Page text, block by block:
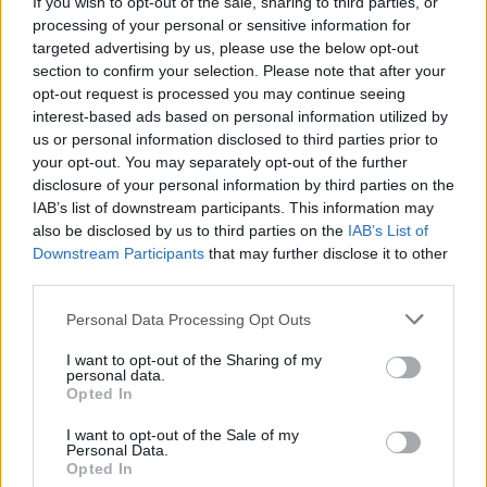
processing of your personal or sensitive information for
targeted advertising by us, please use the below opt-out
section to confirm your selection. Please note that after your
opt-out request is processed you may continue seeing
interest-based ads based on personal information utilized by
us or personal information disclosed to third parties prior to
your opt-out. You may separately opt-out of the further
disclosure of your personal information by third parties on the
IAB’s list of downstream participants. This information may
also be disclosed by us to third parties on the IAB’s List of
Downstream Participants that may further disclose it to other
Please note that this website/app uses one or more Google
not limited to your visit or usage behaviour. You may click to
grant or deny consent to Google and its third-party tags to
use your data for below specified purposes in below Google
consent section.
Personal Data Processing Opt Outs
I want to opt-out of the Sharing of my
personal data.
Opted In
I want to opt-out of the Sale of my
Personal Data.
Opted In
Laprenotazione anticipata(6-9 mesi)
garantisce scelta delle migliori strutture a
prezzi vantaggiosi. Selezionare parchi meno
turistici come Ruaha o Katavi riduce
significativamente i costi mantenendo alta la
qualità degli avvistamenti. Optare per safari di
4-5 giorni invece di 7-8 concentra
l’esperienza nei momenti più intensi,
liberando budget per upgrade di categoria
negli alloggi selezionati.
Esempi di budget completi per diverse
tipologie di safari
safari economico di 5 giorni
Lake Manyara, Ngorongoro e Serengeti) in
tented camp Standard costa 2.200-2.800$ per
persona, includendo tutti i servizi essenziali.